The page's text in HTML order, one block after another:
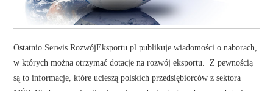
Ostatnio Serwis RozwójEksportu.pl publikuje wiadomości o naborach,
w których można otrzymać dotacje na rozwój eksportu. Z pewnością
są to informacje, które ucieszą polskich przedsiębiorców z sektora